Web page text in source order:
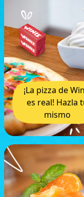
¡La pizza de
es real! Hazla
mismo